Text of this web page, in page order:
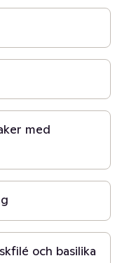
med
och basilika